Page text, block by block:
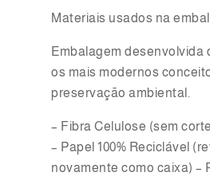
Materiais usados na
Embalagem desenvolvida
os mais modernos
preservação ambiental.
– Fibra Celulose (sem
– Papel 100% Reciclável
novamente como caixa) –